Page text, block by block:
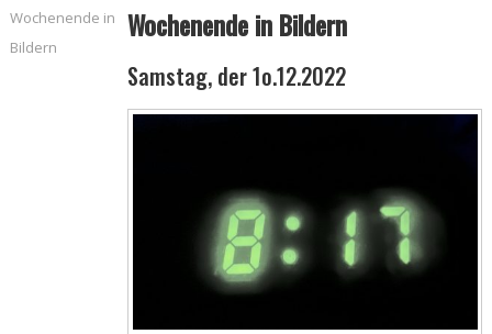
Wochenende in Bildern
Samstag, der 1o.12.2022
Wochenende in
Bildern